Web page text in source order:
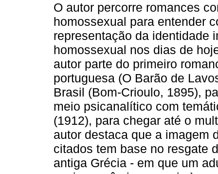
O autor percorre romances
homossexual para entender
representação da identidade
homossexual nos dias de
autor parte do primeiro
portuguesa (O Barão de
Brasil (Bom-Crioulo, 1895),
meio psicanalítico com
(1912), para chegar até o
autor destaca que a imagem
citados tem base no resgate
antiga Grécia - em que um